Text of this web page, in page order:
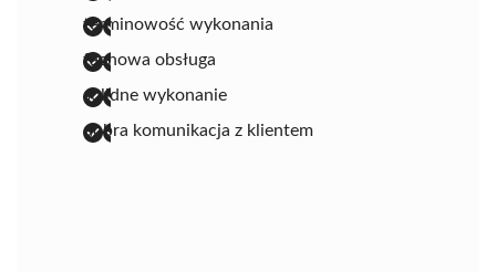
terminowość wykonania
fachowa obsługa
solidne wykonanie
dobra komunikacja z klientem